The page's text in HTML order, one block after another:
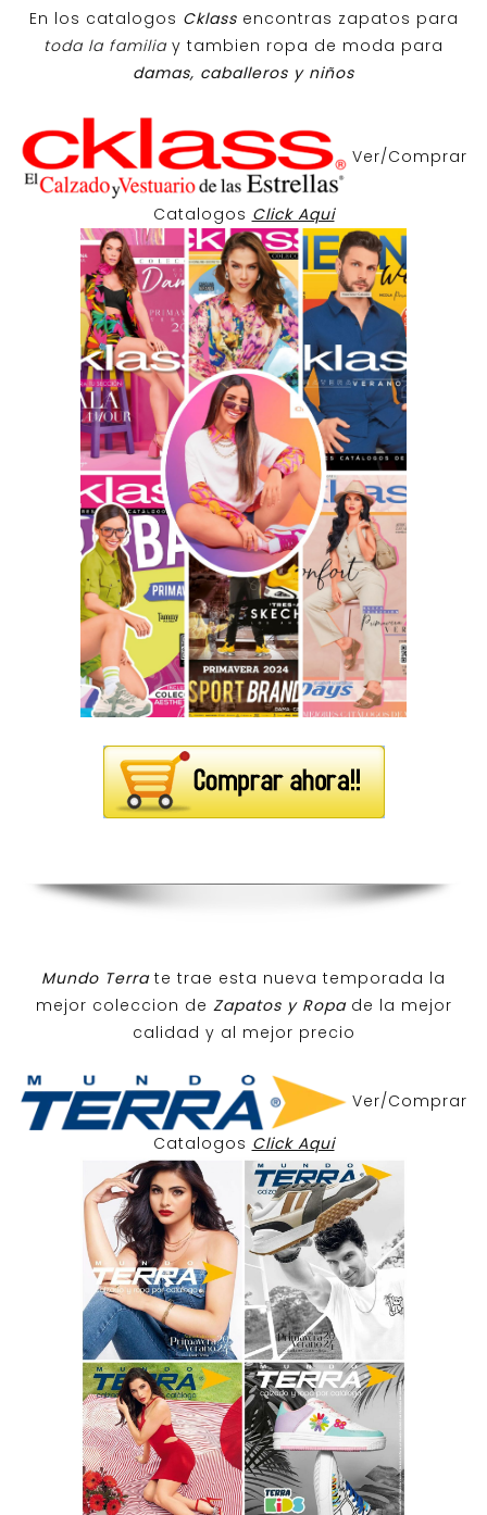
En los catalogos Cklass encontras zapatos para
toda la familiay tambien ropa de moda para
damas, caballeros y niños
Ver/Comprar
Catalogos Click Aqui
Mundo Terra te trae esta nueva temporada la
mejor coleccion de Zapatos y Ropa de la mejor
calidad y al mejor precio
Ver/Comprar
Catalogos Click Aqui